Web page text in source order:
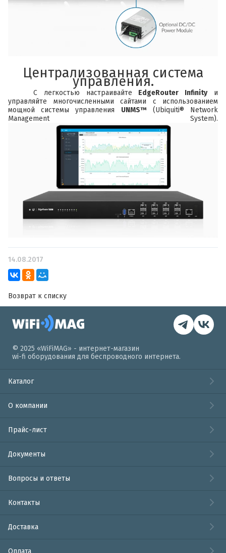
Централизованная система
управления.
С легкостью настраивайте EdgeRouter Infinityи
управляйте многочисленными сайтами с использованием
мощной системы управления UNMS™ (Ubiquiti® Network
Management System).
14.08.2017
Возврат к списку
© 2025 «WiFiMAG» - интернет-магазин
wi-fi оборудования для беспроводного интернета.
Каталог
О компании
Прайс-лист
Документы
Вопросы и ответы
Контакты
Доставка
Оплата